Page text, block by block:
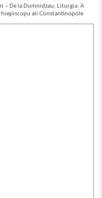
» De la Dumnidzau, Liturgia. A
ali Constantinopole